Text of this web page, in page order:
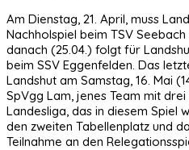
Am Dienstag, 21. April, muss
Nachholspiel beim TSV
danach (25.04.) folgt für
beim SSV Eggenfelden. Das
Landshut am Samstag, 16. Mai
SpVgg Lam, jenes Team mit
Landesliga, das in diesem Spiel
den zweiten Tabellenplatz und
Teilnahme an den